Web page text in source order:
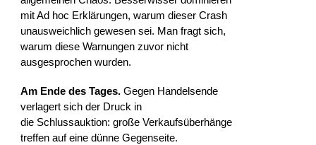
mit Ad hoc Erklärungen, warum dieser Crash
unausweichlich gewesen sei. Man fragt sich,
warum diese Warnungen zuvor nicht
ausgesprochen wurden.
Am Ende des Tages. Gegen Handelsende
verlagert sich der Druck in
die Schlussauktion: große Verkaufsüberhänge
treffen auf eine dünne Gegenseite.